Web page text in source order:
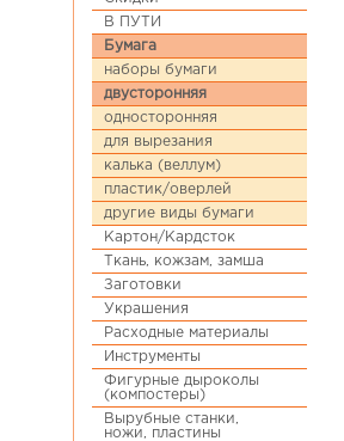
В ПУТИ
Бумага
наборы бумаги
двусторонняя
односторонняя
для вырезания
калька (веллум)
пластик/оверлей
другие виды бумаги
Картон/Кардсток
Ткань, кожзам, замша
Заготовки
Украшения
Расходные материалы
Инструменты
Фигурные дыроколы
(компостеры)
Вырубные станки,
ножи, пластины